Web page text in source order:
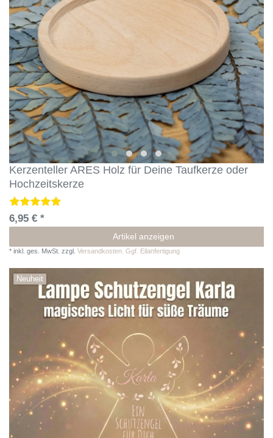
Kerzenteller ARES Holz für Deine Taufkerze oder
Hochzeitskerze
6,95 € *
Artikel anzeigen
* inkl. ges. MwSt. zzgl. Versandkosten. Ggf. Eilanfertigung
Neuheit